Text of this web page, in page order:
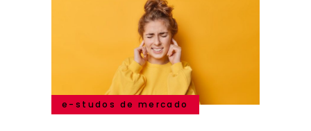
e-studos de mercado